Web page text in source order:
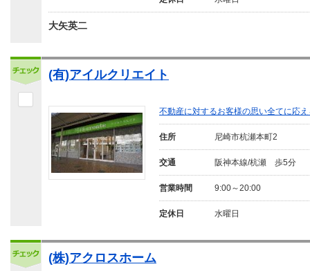
大矢英二
(有)アイルクリエイト
不動産に対するお客様の思い全てに応
住所 尼崎市杭瀬本町2
交通 阪神本線/杭瀬 歩5分
営業時間 9:00～20:00
定休日 水曜日
(株)アクロスホーム